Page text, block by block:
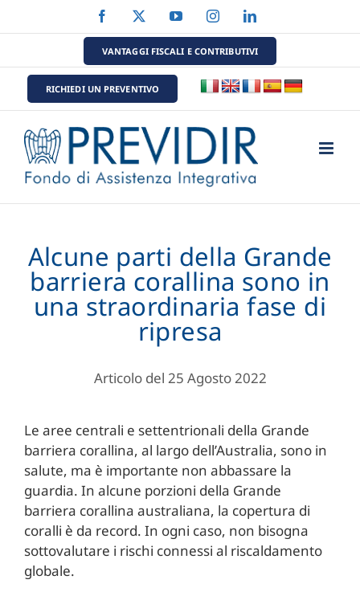
al
Facebook YouTubeInstagramLinkedIn
VANTAGGI FISCALI E CONTRIBUTIVI
RICHIEDI UN PREVENTIVO
Alcune parti della Grande
barriera corallina sono in
una straordinaria fase di
ripresa
Articolo del 25 Agosto 2022
Le aree centrali e settentrionali della Grande
barriera corallina, al largo dell’Australia, sono in
salute, ma è importante non abbassare la
guardia. In alcune porzioni della Grande
barriera corallina australiana, la copertura di
coralli è da record. In ogni caso, non bisogna
sottovalutare i rischi connessi al riscaldamento
globale.